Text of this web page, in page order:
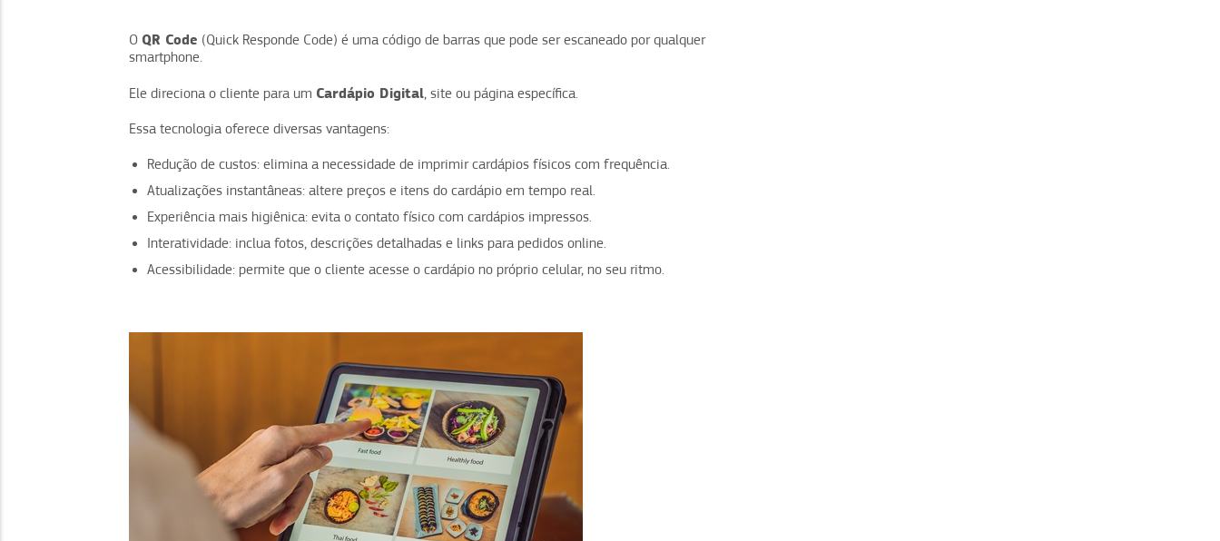
O QR Code (Quick Responde Code) é uma código de barras que pode ser escaneado por qualquer
smartphone.
Ele direciona o cliente para um Cardápio Digital, site ou página específica.
Essa tecnologia oferece diversas vantagens:
Redução de custos: elimina a necessidade de imprimir cardápios físicos com frequência.
Atualizações instantâneas: altere preços e itens do cardápio em tempo real.
Experiência mais higiênica: evita o contato físico com cardápios impressos.
Interatividade: inclua fotos, descrições detalhadas e links para pedidos online.
Acessibilidade: permite que o cliente acesse o cardápio no próprio celular, no seu ritmo.